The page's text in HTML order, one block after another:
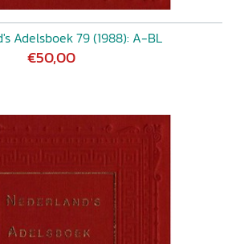
Adelsboek 79 (1988): A-BL
€50,00